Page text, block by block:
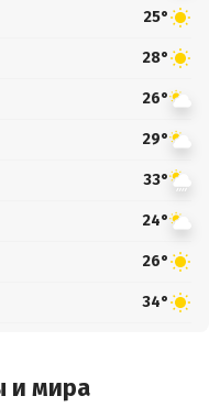
25°
28°
26°
29°
33°
24°
26°
34°
и мира